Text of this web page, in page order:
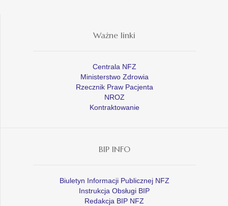
Ważne linki
Centrala NFZ
Ministerstwo Zdrowia
Rzecznik Praw Pacjenta
NROZ
Kontraktowanie
BIP INFO
Biuletyn Informacji Publicznej NFZ
Instrukcja Obsługi BIP
Redakcja BIP NFZ